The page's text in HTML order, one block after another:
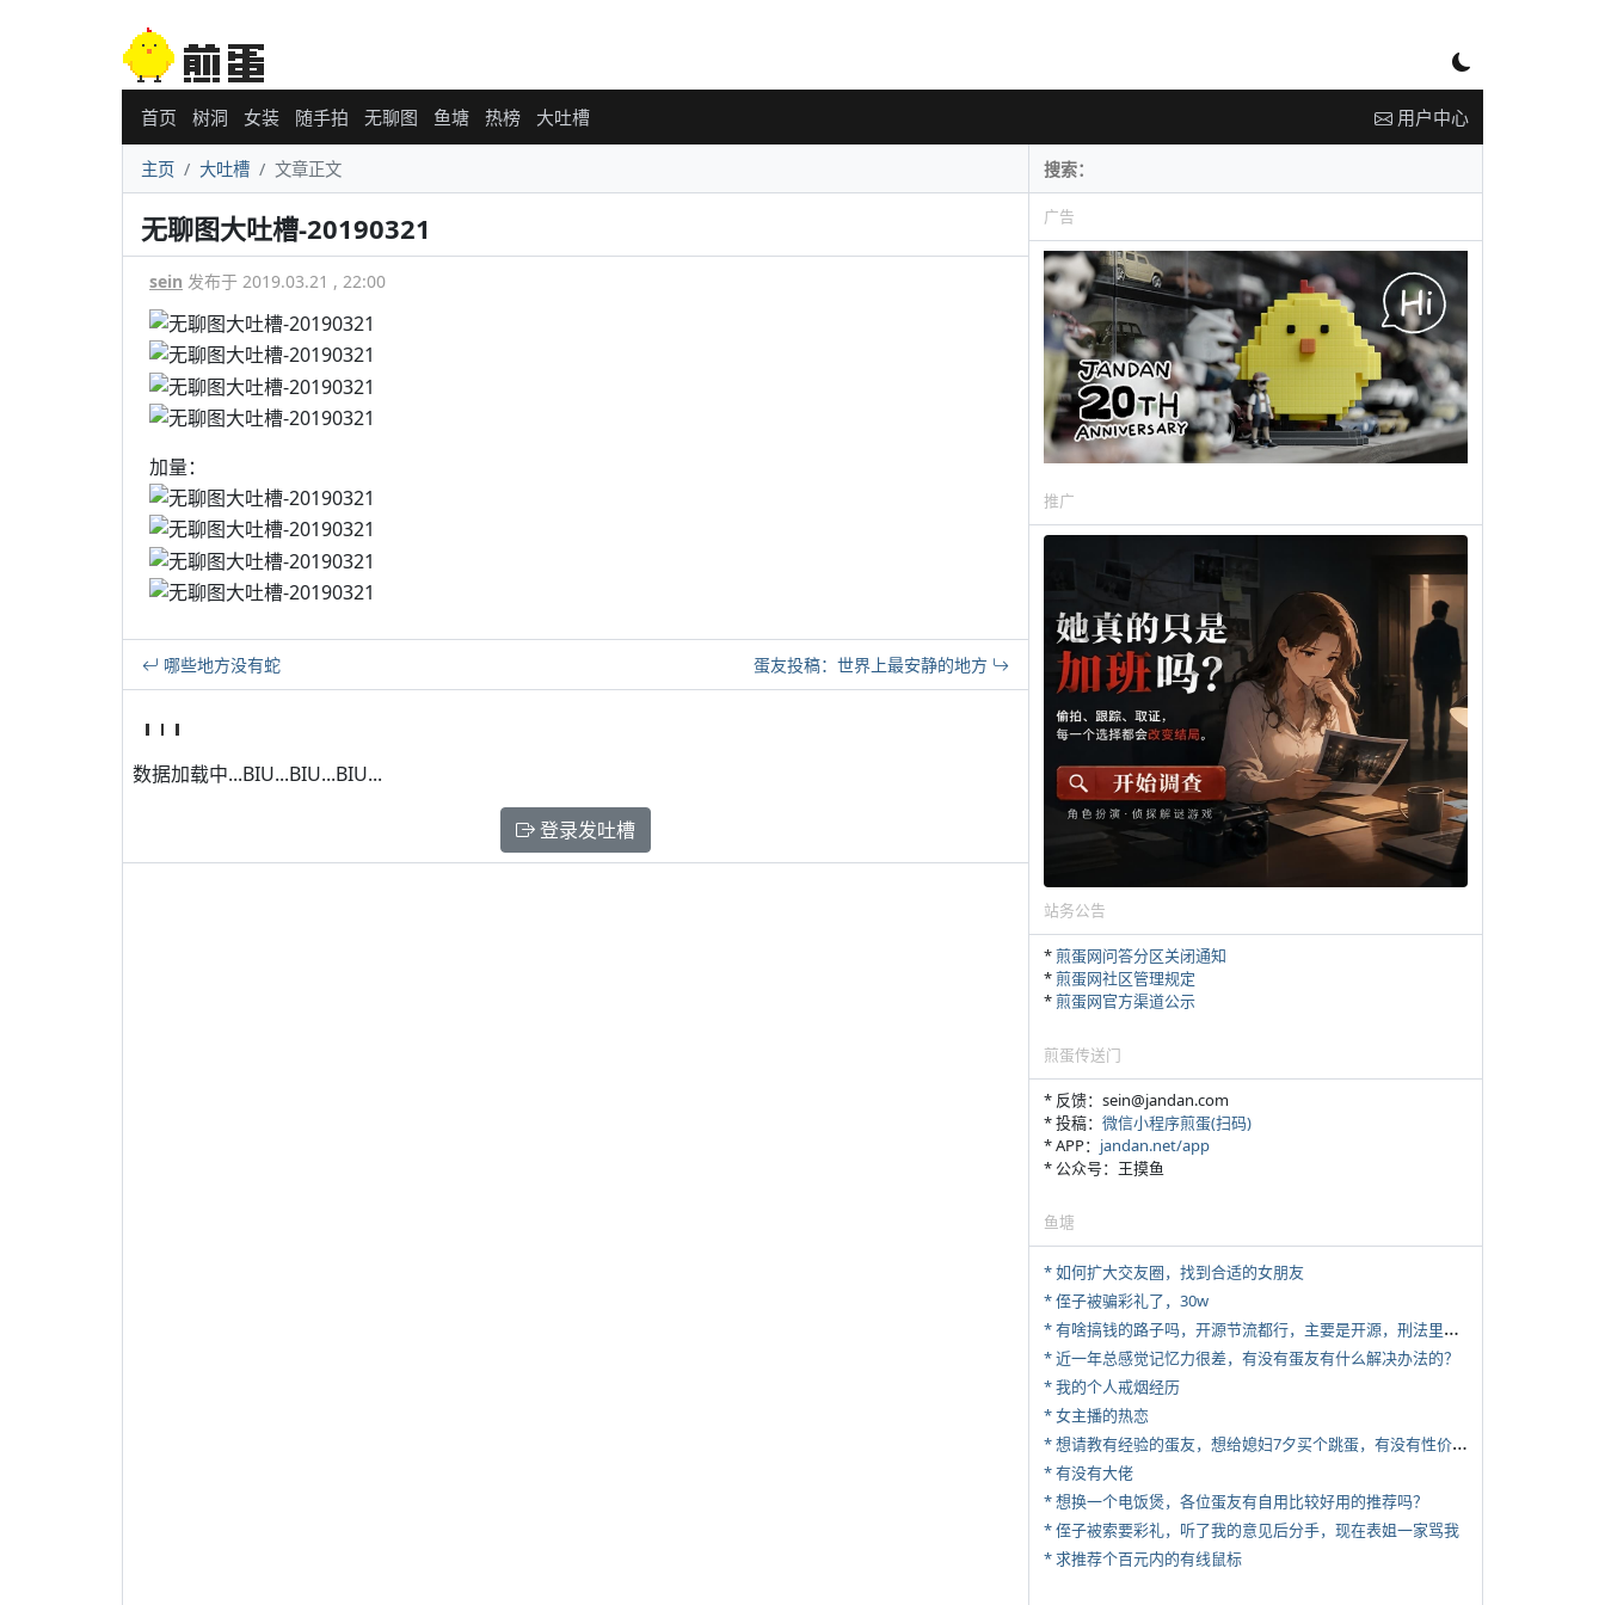
首页 树洞 女装 随手拍 无聊图 鱼塘 热榜 大吐槽 用户中心
主页 大吐槽 文章正文
无聊图大吐槽-20190321
sein 发布于 2019.03.21 , 22:00
加量：
哪些地方没有蛇 蛋友投稿：世界上最安静的地方
数据加载中...BIU...BIU...BIU...
登录发吐槽
广告
推广
站务公告
*煎蛋网问答分区关闭通知
*煎蛋网社区管理规定
*煎蛋网官方渠道公示
煎蛋传送门
* 反馈：sein@jandan.com
* 投稿： 微信小程序煎蛋(扫码)
* APP： jandan.net/app
* 公众号：王摸鱼
鱼塘
* 如何扩大交友圈，找到合适的女朋友
* 侄子被骗彩礼了，30w
*
有啥搞钱的路子吗，开源节流都行，主要是开源，刑法里的咱不做
* 近一年总感觉记忆力很差，有没有蛋友有什么解决办法的？
* 我的个人戒烟经历
* 女主播的热恋
*
想请教有经验的蛋友，想给媳妇7夕买个跳蛋，有没有性价比高的推荐
* 有没有大佬
* 想换一个电饭煲，各位蛋友有自用比较好用的推荐吗？
* 侄子被索要彩礼，听了我的意见后分手，现在表姐一家骂我
* 求推荐个百元内的有线鼠标